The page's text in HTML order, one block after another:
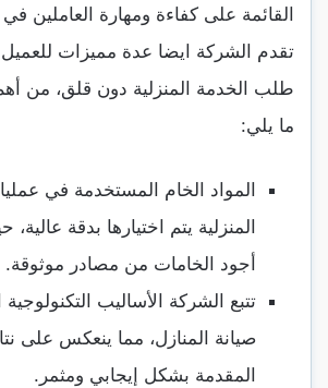
القائمة على كفاءة ومهارة العاملين
تقدم الشركة ايضا عدة مميزات
طلب الخدمة المنزلية دون قلق، من
ما يلي:
المواد الخام المستخدمة في
المنزلية يتم اختيارها بدقة عالية،
أجود الخامات من مصادر موثوقة.
تتبع الشركة الأساليب
صيانة المنازل، مما ينعكس على
المقدمة بشكل إيجابي ومثمر.